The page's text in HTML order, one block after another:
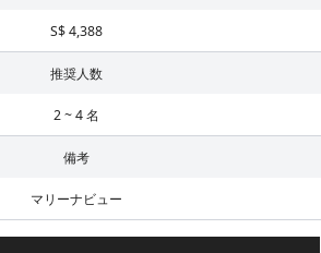
S$ 4,388
推奨人数
2 ~ 4 名
備考
マリーナビュー